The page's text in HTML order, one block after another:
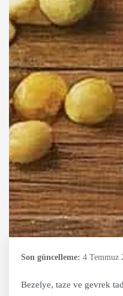
Son güncelleme: 4 Temmuz
Bezelye, taze ve gevrek